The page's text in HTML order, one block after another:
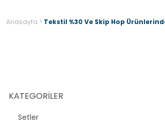
Anasayfa > Tekstil %30 Ve Skip Hop
KATEGORILER
Setler